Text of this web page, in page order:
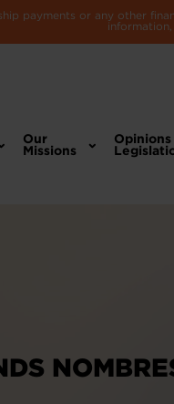
payments or any other
Our
Missions
Opinions